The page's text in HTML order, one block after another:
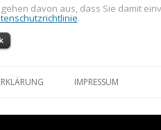
IMPRESSUM
davon aus, dass Sie damit
.